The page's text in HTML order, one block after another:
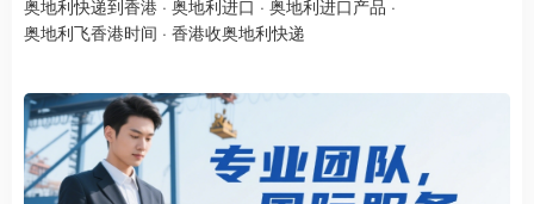
奥地利快递到香港 · 奥地利进口 · 奥地利进口产品 ·
奥地利飞香港时间 · 香港收奥地利快递